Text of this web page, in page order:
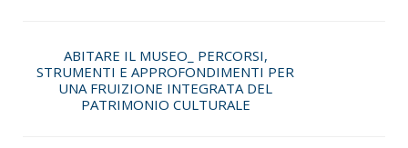
ABITARE IL MUSEO_ PERCORSI,
STRUMENTI E APPROFONDIMENTI PER
UNA FRUIZIONE INTEGRATA DEL
PATRIMONIO CULTURALE